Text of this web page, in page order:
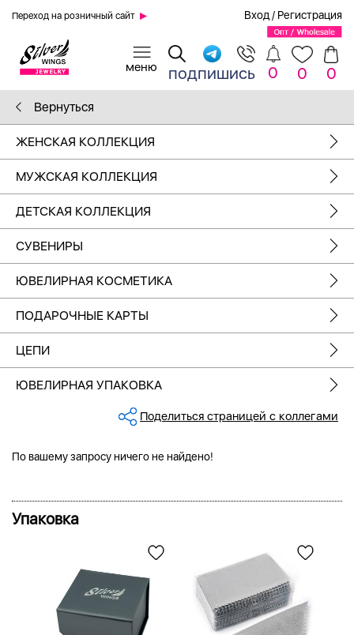
Переход на розничный сайт Вход / Регистрация
подпишись 0 0 0
Вернуться
ЖЕНСКАЯ КОЛЛЕКЦИЯ
МУЖСКАЯ КОЛЛЕКЦИЯ
ДЕТСКАЯ КОЛЛЕКЦИЯ
СУВЕНИРЫ
ЮВЕЛИРНАЯ КОСМЕТИКА
ПОДАРОЧНЫЕ КАРТЫ
ЦЕПИ
ЮВЕЛИРНАЯ УПАКОВКА
Поделиться страницей с коллегами
По вашему запросу ничего не найдено!
Упаковка